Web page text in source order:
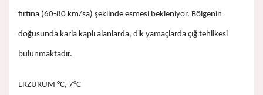
fırtına (60-80 km/sa) şeklinde esmesi bekleniyor. Bölgenin
doğusunda karla kaplı alanlarda, dik yamaçlarda çığ tehlikesi
bulunmaktadır.
ERZURUM °C, 7°C